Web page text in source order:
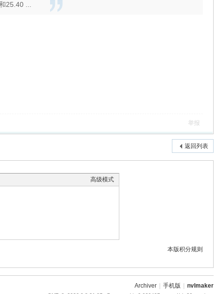
25.40 ...
举报
返回列表
高级模式
本版积分规则
Archiver 手机版 nvlmaker